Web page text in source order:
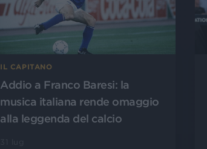
IL CAPITANO
Addio a Franco Baresi: la
musica italiana rende omaggio
alla leggenda del calcio